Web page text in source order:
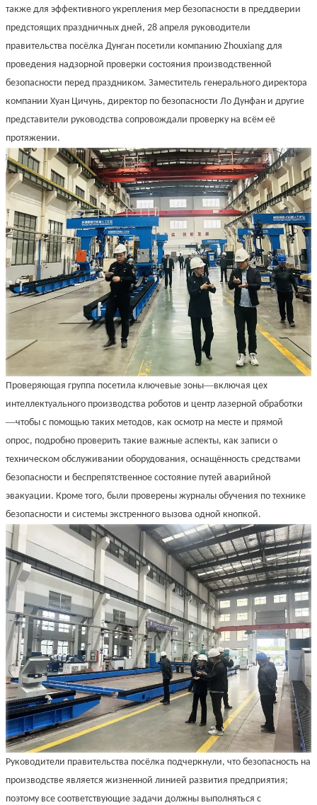
также для эффективного укрепления мер безопасности в преддверии
предстоящих праздничных дней, 28 апреля руководители
правительства посёлка Дунган посетили компанию Zhouxiang для
проведения надзорной проверки состояния производственной
безопасности перед праздником. Заместитель генерального директора
компании Хуан Цичунь, директор по безопасности Ло Дунфан и другие
представители руководства сопровождали проверку на всём её
протяжении.
Проверяющая группа посетила ключевые зоны—включая цех
интеллектуального производства роботов и центр лазерной обработки
—чтобы с помощью таких методов, как осмотр на месте и прямой
опрос, подробно проверить такие важные аспекты, как записи о
техническом обслуживании оборудования, оснащённость средствами
безопасности и беспрепятственное состояние путей аварийной
эвакуации. Кроме того, были проверены журналы обучения по технике
безопасности и системы экстренного вызова одной кнопкой.
Руководители правительства посёлка подчеркнули, что безопасность на
производстве является жизненной линией развития предприятия;
поэтому все соответствующие задачи должны выполняться с